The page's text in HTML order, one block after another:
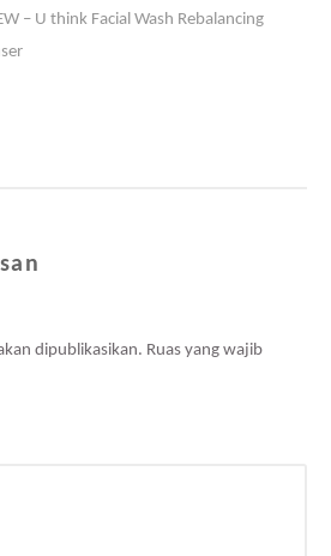
– U think Facial Wash Rebalancing
dipublikasikan. Ruas yang wajib